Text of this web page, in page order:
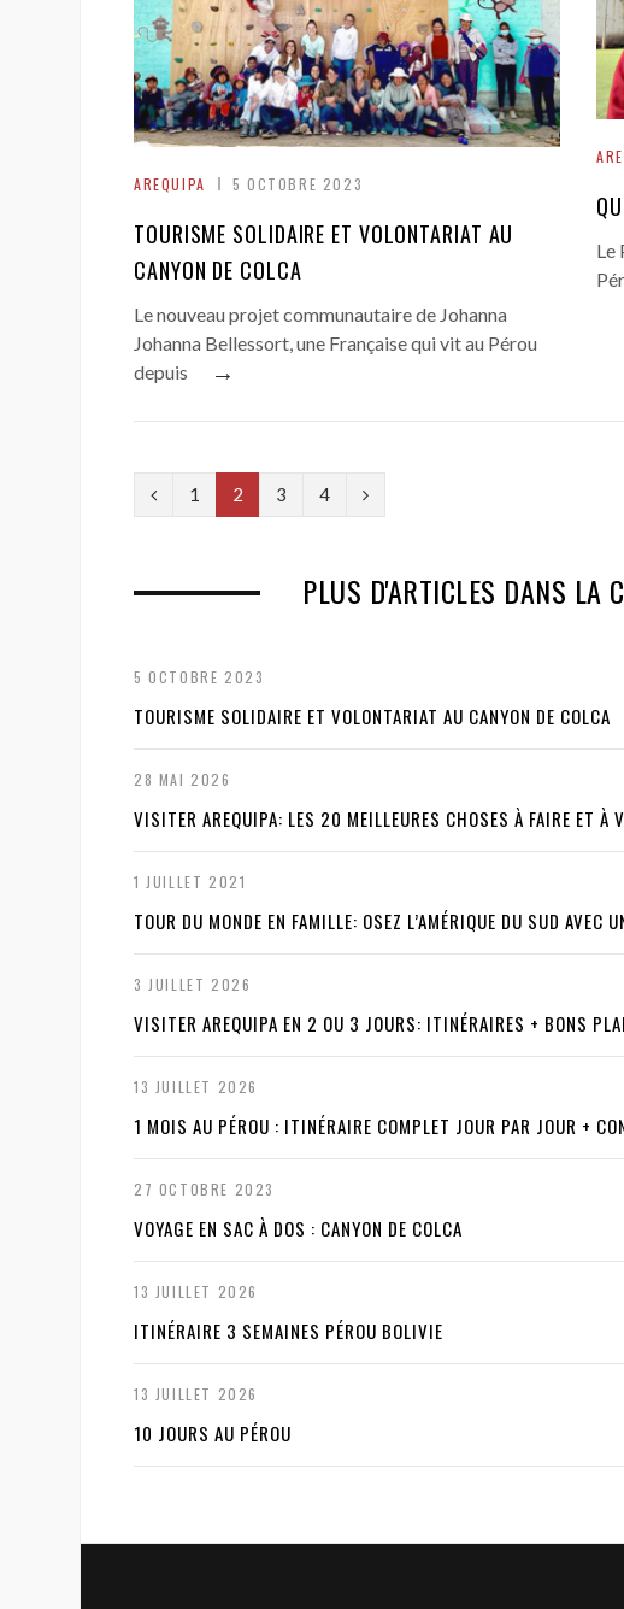
AREQUIPA 5 OCTOBRE 2023
TOURISME SOLIDAIRE ET VOLONTARIAT AU
CANYON DE COLCA
Le nouveau projet communautaire de Johanna
Johanna Bellessort, une Française qui vit au Pérou
depuis
→
Le
P
u
s
1 2 3 4
N
PLUS D'ARTICLES DANS LA
5 OCTOBRE 2023
TOURISME SOLIDAIRE ET VOLONTARIAT AU CANYON DE COLCA
28 MAI 2026
VISITER AREQUIPA: LES 20 MEILLEURES CHOSES À FAIRE ET À
1 JUILLET 2021
TOUR DU MONDE EN FAMILLE: OSEZ L’AMÉRIQUE DU SUD AVEC
3 JUILLET 2026
VISITER AREQUIPA EN 2 OU 3 JOURS: ITINÉRAIRES + BONS
13 JUILLET 2026
1 MOIS AU PÉROU : ITINÉRAIRE COMPLET JOUR PAR JOUR +
27 OCTOBRE 2023
VOYAGE EN SAC À DOS : CANYON DE COLCA
13 JUILLET 2026
ITINÉRAIRE 3 SEMAINES PÉROU BOLIVIE
13 JUILLET 2026
10 JOURS AU PÉROU